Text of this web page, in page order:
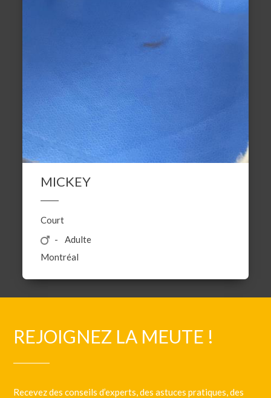
MICKEY
Court
Adulte
Montréal
REJOIGNEZ LA MEUTE !
Recevez des conseils d’experts, des astuces pratiques, des